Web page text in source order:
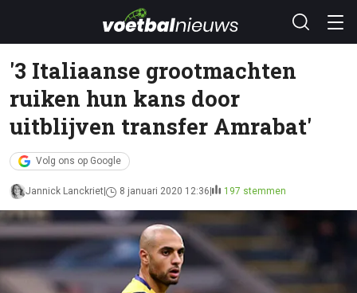
'3 Italiaanse grootmachten
ruiken hun kans door
uitblijven transfer Amrabat'
Volg ons op Google
Jannick Lanckriet 8 januari 2020 12:36 197 stemmen